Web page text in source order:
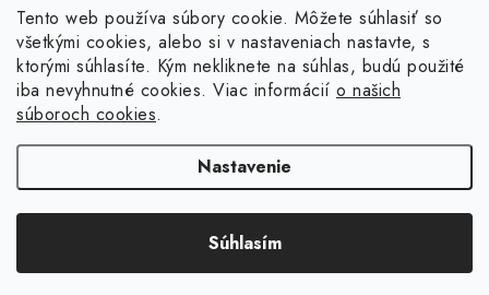
Tento web používa súbory cookie. Môžete súhlasiť so
všetkými cookies, alebo si v nastaveniach nastavte, s
ktorými súhlasíte. Kým nekliknete na súhlas, budú použité
iba nevyhnutné cookies. Viac informácií o našich
súboroch cookies.
Nastavenie
Súhlasím
Garancia najnižšej ceny
Obchodné podmienky
Podmienky ochrany osobných údajov
Súbory cookies
10.9.2024
Návod na osadenie fólie proti burine pod plot
6.9.2023
Návod na vyškárovanie betónového plotu
Návod na montáž betónového plotu
Overené zákazníkmi
Prijímame online platby
Betónové ploty
PletivovePloty.sk. Všetky práva vyhradené.